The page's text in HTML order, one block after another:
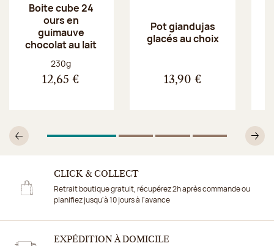
Boite cube 24
ours en
guimauve
chocolat au lait
Poids net :
230g
12,65 €
Pot giandujas
glacés au choix
13,90 €
Précédent
1Sur 4 2Sur 4
3Sur 4
4Sur 4
CLICK & COLLECT
Retrait boutique gratuit, récupérez 2h après commande ou
planifiez jusqu'à 10 jours à l'avance
EXPÉDITION À DOMICILE